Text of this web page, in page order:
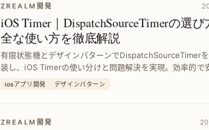
ZREALM開発
iOS Timer｜DispatchSourceTimerの選
全な使い方を徹底解説
有限状態機とデザインパターンでDispatchSourceTimer
装し、iOS Timerの使い分けと問題解決を実現。効率的で
イマー管理を求める開発者必見。
iosアプリ開発 デザインパターン
ZREALM開発